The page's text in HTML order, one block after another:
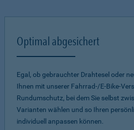
Optimal abgesichert
Egal, ob gebrauchter Drahtesel oder
Ihnen mit unserer Fahrrad-/E-Bike-
Rundumschutz, bei dem Sie selbst
Varianten wählen und so Ihren
individuell anpassen können.